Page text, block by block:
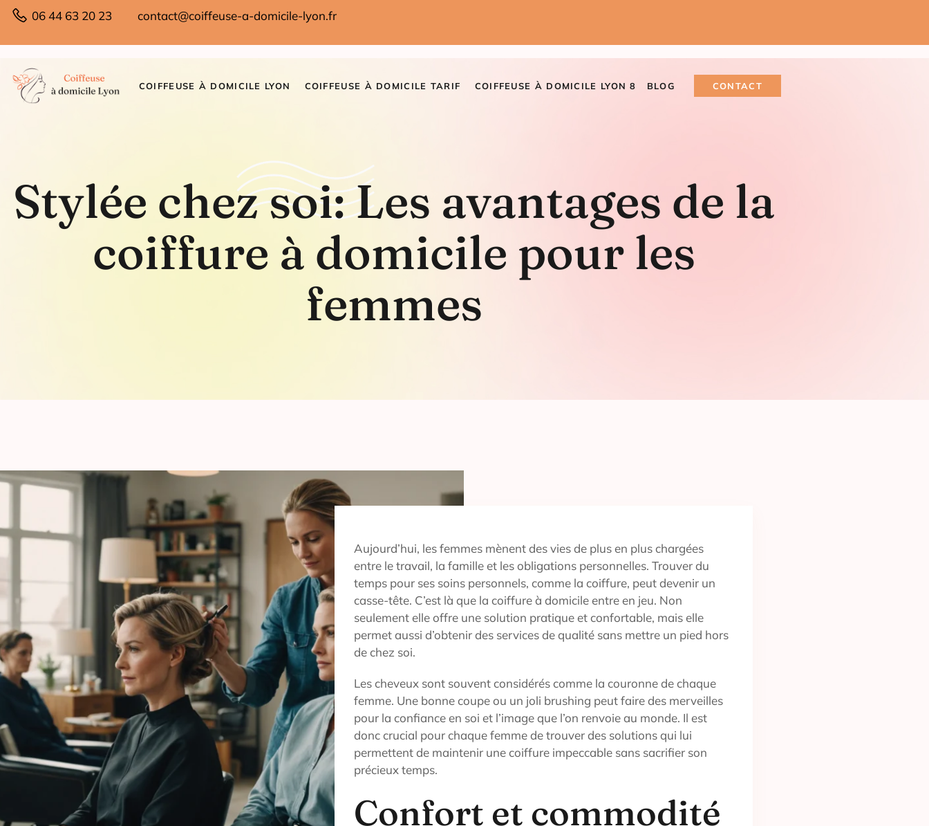
06 44 63 20 23 contact@coiffeuse-a-domicile-lyon.fr
COIFFEUSE À DOMICILE LYON COIFFEUSE À DOMICILE TARIF COIFFEUSE À DOMICILE LYON 8 BLOG CONTACT
Stylée chez soi: Les avantages de la
coiffure à domicile pour les
femmes
Aujourd’hui, les femmes mènent des vies de plus en plus chargées
entre le travail, la famille et les obligations personnelles. Trouver du
temps pour ses soins personnels, comme la coiffure, peut devenir un
casse-tête. C’est là que la coiffure à domicile entre en jeu. Non
seulement elle offre une solution pratique et confortable, mais elle
permet aussi d’obtenir des services de qualité sans mettre un pied hors
de chez soi.
Les cheveux sont souvent considérés comme la couronne de chaque
femme. Une bonne coupe ou un joli brushing peut faire des merveilles
pour la confiance en soi et l’image que l’on renvoie au monde. Il est
donc crucial pour chaque femme de trouver des solutions qui lui
permettent de maintenir une coiffure impeccable sans sacrifier son
précieux temps.
Confort et commodité